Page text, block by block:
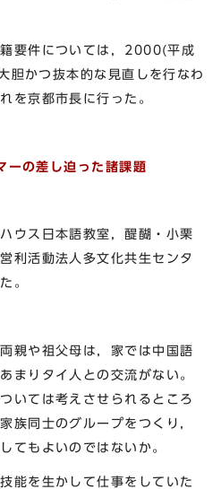
要件については，2000(平成
かつ抜本的な見直しを行なわ
を京都市長に行った。
の差し迫った諸課題
ウス日本語教室，醍醐・小栗
利活動法人多文化共生センタ
。
や祖父母は，家では中国語
まりタイ人との交流がない。
いては考えさせられるところ
族同士のグループをつくり，
てもよいのではないか。
を生かして仕事をしていた